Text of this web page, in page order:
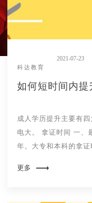
科达教育
2021-07-23
如何短时间内提
成人学历提升主要有
电大。 拿证时间 一、
年。大专和本科的拿
更多